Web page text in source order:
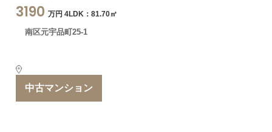
3190 万円 4LDK：81.70㎡
南区元宇品町25-1
中古マンション